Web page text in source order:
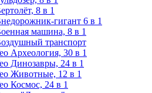
8 в 1
гигант 6 в 1
машина, 8 в 1
транспорт
Археология, 30 в 1
Динозавры, 24 в 1
Животные, 12 в 1
Космос, 24 в 1